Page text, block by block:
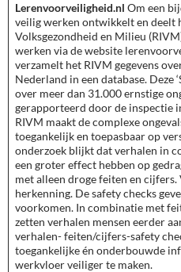
Lerenvoorveiligheid.nl Om een
veilig werken ontwikkelt en
Volksgezondheid en Milieu
werken via de website
verzamelt het RIVM gegevens
Nederland in een database. Deze
over meer dan 31.000 ernstige
gerapporteerd door de inspectie
RIVM maakt de complexe
toegankelijk en toepasbaar op
onderzoek blijkt dat verhalen in
een groter effect hebben op
met alleen droge feiten en
herkenning. De safety checks
voorkomen. In combinatie met
zetten verhalen mensen eerder
verhalen- feiten/cijfers-safety
toegankelijke én onderbouwde
werkvloer veiliger te maken.